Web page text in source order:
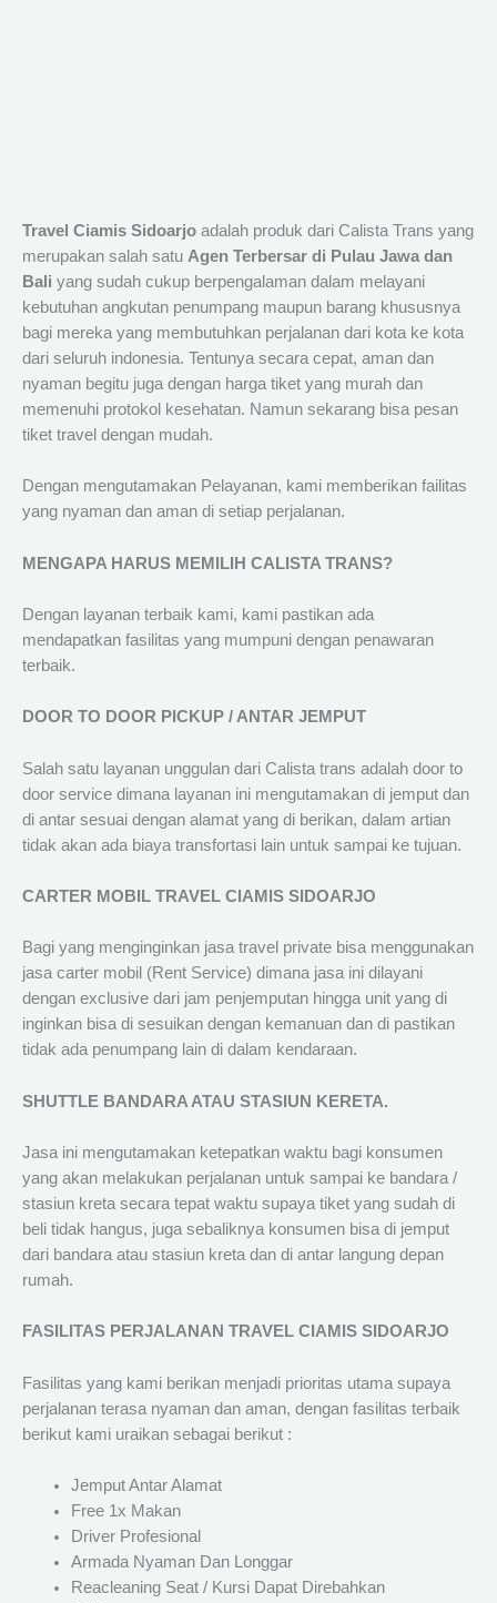
Travel Ciamis Sidoarjo adalah produk dari Calista Trans yang
merupakan salah satu Agen Terbersar di Pulau Jawa dan
Bali yang sudah cukup berpengalaman dalam melayani
kebutuhan angkutan penumpang maupun barang khususnya
bagi mereka yang membutuhkan perjalanan dari kota ke kota
dari seluruh indonesia. Tentunya secara cepat, aman dan
nyaman begitu juga dengan harga tiket yang murah dan
memenuhi protokol kesehatan. Namun sekarang bisa pesan
tiket travel dengan mudah.
Dengan mengutamakan Pelayanan, kami memberikan failitas
yang nyaman dan aman di setiap perjalanan.
MENGAPA HARUS MEMILIH CALISTA TRANS?
Dengan layanan terbaik kami, kami pastikan ada
mendapatkan fasilitas yang mumpuni dengan penawaran
terbaik.
DOOR TO DOOR PICKUP / ANTAR JEMPUT
Salah satu layanan unggulan dari Calista trans adalah door to
door service dimana layanan ini mengutamakan di jemput dan
di antar sesuai dengan alamat yang di berikan, dalam artian
tidak akan ada biaya transfortasi lain untuk sampai ke tujuan.
CARTER MOBIL TRAVEL CIAMIS SIDOARJO
Bagi yang menginginkan jasa travel private bisa menggunakan
jasa carter mobil (Rent Service) dimana jasa ini dilayani
dengan exclusive dari jam penjemputan hingga unit yang di
inginkan bisa di sesuikan dengan kemanuan dan di pastikan
tidak ada penumpang lain di dalam kendaraan.
SHUTTLE BANDARA ATAU STASIUN KERETA.
Jasa ini mengutamakan ketepatkan waktu bagi konsumen
yang akan melakukan perjalanan untuk sampai ke bandara /
stasiun kreta secara tepat waktu supaya tiket yang sudah di
beli tidak hangus, juga sebaliknya konsumen bisa di jemput
dari bandara atau stasiun kreta dan di antar langung depan
rumah.
FASILITAS PERJALANAN TRAVEL CIAMIS SIDOARJO
Fasilitas yang kami berikan menjadi prioritas utama supaya
perjalanan terasa nyaman dan aman, dengan fasilitas terbaik
berikut kami uraikan sebagai berikut :
Jemput Antar Alamat
Free 1x Makan
Driver Profesional
Armada Nyaman Dan Longgar
Reacleaning Seat / Kursi Dapat Direbahkan